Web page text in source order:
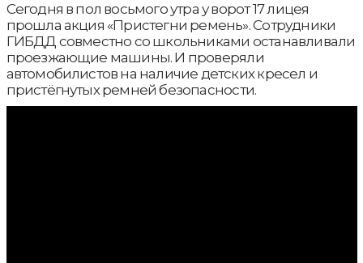
Сегодня в пол восьмого утра у ворот 17 лицея
прошла акция «Пристегни ремень». Сотрудники
ГИБДД совместно со школьниками останавливали
проезжающие машины. И проверяли
автомобилистов на наличие детских кресел и
пристёгнутых ремней безопасности.